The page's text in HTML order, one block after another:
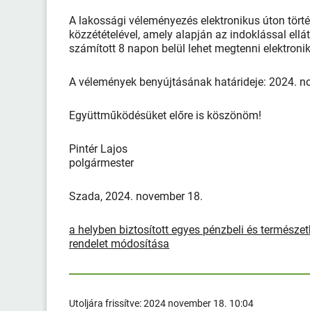
A lakossági véleményezés elektronikus úton
közzétételével, amely alapján az indoklással
számított 8 napon belül lehet megtenni
A vélemények benyújtásának határideje: 2024.
Együttműködésüket előre is köszönöm!
Pintér Lajos
polgármester
Szada, 2024. november 18.
a helyben biztosított egyes pénzbeli és
rendelet módosítása
Utoljára frissítve:2024 november 18. 10:04